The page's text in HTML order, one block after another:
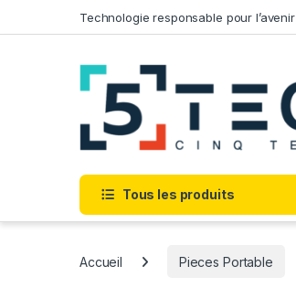
Technologie responsable pour l’avenir
Tous les produits
Accueil Pieces Portable